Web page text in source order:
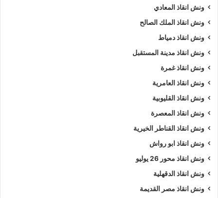
ونش انقاذ المعادي
ونش انقاذ الملك الصالح
ونش انقاذ دمياط
ونش انقاذ مدينة المستقبل
ونش انقاذ غمرة
ونش انقاذ العامرية
ونش انقاذ القليوبية
ونش انقاذ المعصرة
ونش انقاذ القناطر الخيرية
ونش انقاذ ابو رواش
ونش انقاذ محور 26 يوليو
ونش انقاذ الدقهلية
ونش انقاذ مصر القديمة